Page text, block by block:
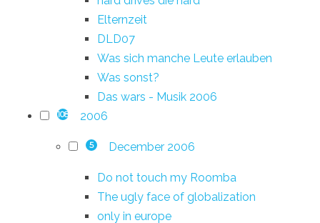
Elternzeit
DLD07
Was sich manche Leute erlauben
Was sonst?
Das wars - Musik 2006
108 2006
5 December 2006
Do not touch my Roomba
The ugly face of globalization
only in europe